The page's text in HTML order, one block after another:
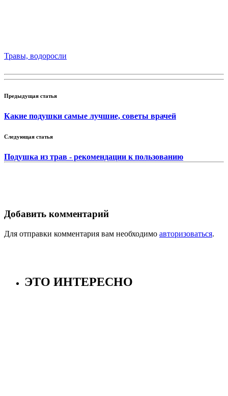
Травы, водоросли
Предыдущая статья
Какие подушки самые лучшие, советы врачей
Следующая статья
Подушка из трав - рекомендации к пользованию
Добавить комментарий
Для отправки комментария вам необходимо авторизоваться.
ЭТО ИНТЕРЕСНО